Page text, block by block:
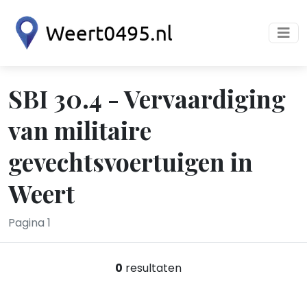
SBI 30.4 - Vervaardiging
van militaire
gevechtsvoertuigen in
Weert
Pagina 1
0 resultaten